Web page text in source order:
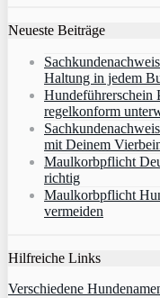
Neueste Beiträge
Haltung in jedem
Hundeführerschein
regelkonform
mit Deinem
Maulkorbpflicht
richtig
Maulkorbpflicht
vermeiden
Hilfreiche Links
Verschiedene